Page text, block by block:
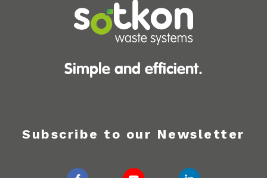
Simple and efficient.
Subscribe to our Newsletter